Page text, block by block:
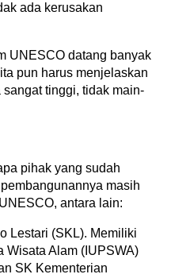
ada kerusakan
UNESCO datang banyak
pun harus menjelaskan
tinggi, tidak main-
pihak yang sudah
masih
antara lain:
Lestari (SKL). Memiliki
Wisata Alam (IUPSWA)
SK Kementerian